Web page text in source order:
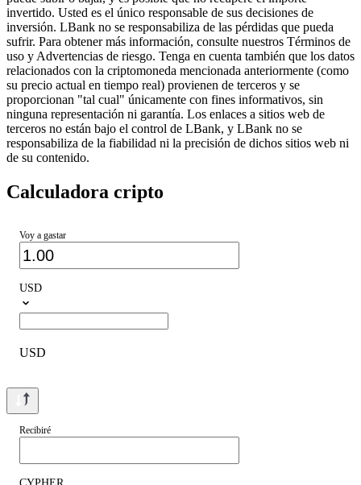
invertido. Usted es el único responsable de sus decisiones de
inversión. LBank no se responsabiliza de las pérdidas que pueda
sufrir. Para obtener más información, consulte nuestros Términos de
uso y Advertencias de riesgo. Tenga en cuenta también que los datos
relacionados con la criptomoneda mencionada anteriormente (como
su precio actual en tiempo real) provienen de terceros y se
proporcionan "tal cual" únicamente con fines informativos, sin
ninguna representación ni garantía. Los enlaces a sitios web de
terceros no están bajo el control de LBank, y LBank no se
responsabiliza de la fiabilidad ni la precisión de dichos sitios web ni
de su contenido.
Calculadora cripto
Voy a gastar
USD
USD
Recibiré